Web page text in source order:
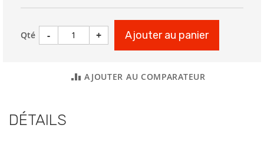
Qté - + Ajouter au panier
AJOUTER AU COMPARATEUR
DÉTAILS